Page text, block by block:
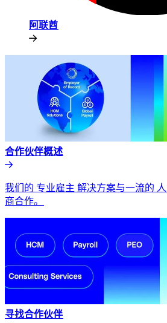
阿联酋​​
合作伙伴概述​​
我们的 专业雇主 解决方案与一流的
商合作。​​
寻找合作伙伴​​